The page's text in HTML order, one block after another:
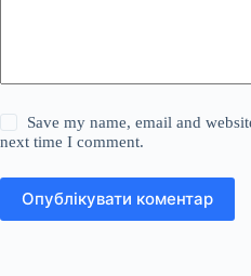
Save my name, email and
next time I comment.
Опублікувати коментар